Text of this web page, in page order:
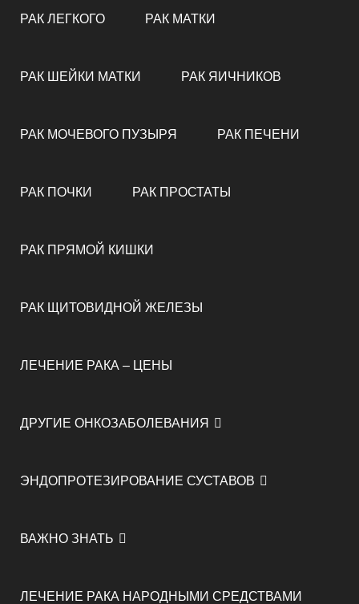
РАК ЛЕГКОГО РАК МАТКИ
РАК ШЕЙКИ МАТКИ РАК ЯИЧНИКОВ
РАК МОЧЕВОГО ПУЗЫРЯ РАК ПЕЧЕНИ
РАК ПОЧКИ РАК ПРОСТАТЫ
РАК ПРЯМОЙ КИШКИ
РАК ЩИТОВИДНОЙ ЖЕЛЕЗЫ
ЛЕЧЕНИЕ РАКА – ЦЕНЫ
ДРУГИЕ ОНКОЗАБОЛЕВАНИЯ
ЭНДОПРОТЕЗИРОВАНИЕ СУСТАВОВ
ВАЖНО ЗНАТЬ
ЛЕЧЕНИЕ РАКА НАРОДНЫМИ СРЕДСТВАМИ